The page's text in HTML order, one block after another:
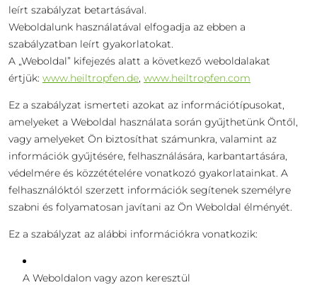
leírt szabályzat betartásával.
Weboldalunk használatával elfogadja az ebben a
szabályzatban leírt gyakorlatokat.
A „Weboldal” kifejezés alatt a következő weboldalakat
értjük: www.heiltropfen.de, www.heiltropfen.com
Ez a szabályzat ismerteti azokat az információtípusokat,
amelyeket a Weboldal használata során gyűjthetünk Öntől,
vagy amelyeket Ön biztosíthat számunkra, valamint az
információk gyűjtésére, felhasználására, karbantartására,
védelmére és közzétételére vonatkozó gyakorlatainkat. A
felhasználóktól szerzett információk segítenek személyre
szabni és folyamatosan javítani az Ön Weboldal élményét.
Ez a szabályzat az alábbi információkra vonatkozik:
A Weboldalon vagy azon keresztül